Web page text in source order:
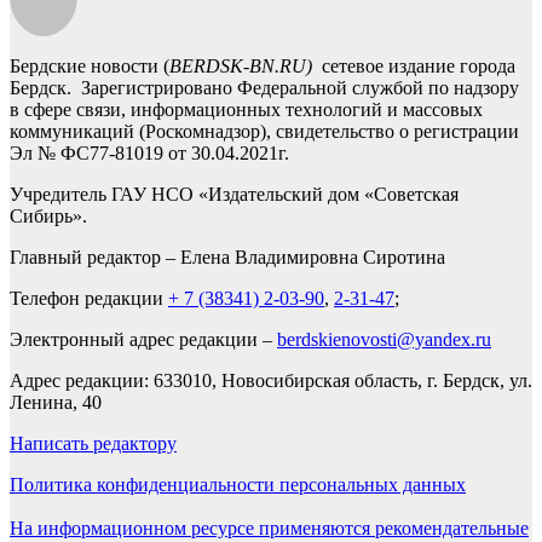
Бердские новости (BERDSK-BN.RU) сетевое издание города
Бердск. Зарегистрировано Федеральной службой по надзору
в сфере связи, информационных технологий и массовых
коммуникаций (Роскомнадзор), свидетельство о регистрации
Эл № ФС77-81019 от 30.04.2021г.
Учредитель ГАУ НСО «Издательский дом «Советская
Сибирь».
Главный редактор – Елена Владимировна Сиротина
Телефон редакции + 7 (38341) 2-03-90, 2-31-47;
Электронный адрес редакции – berdskienovosti@yandex.ru
Адрес редакции: 633010, Новосибирская область, г. Бердск, ул.
Ленина, 40
Написать редактору
Политика конфиденциальности персональных данных
На информационном ресурсе применяются рекомендательные